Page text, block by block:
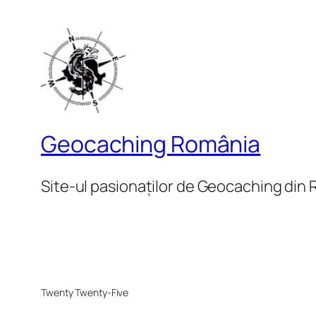
Geocaching România
Site-ul pasionaților de Geocaching din
Twenty Twenty-Five